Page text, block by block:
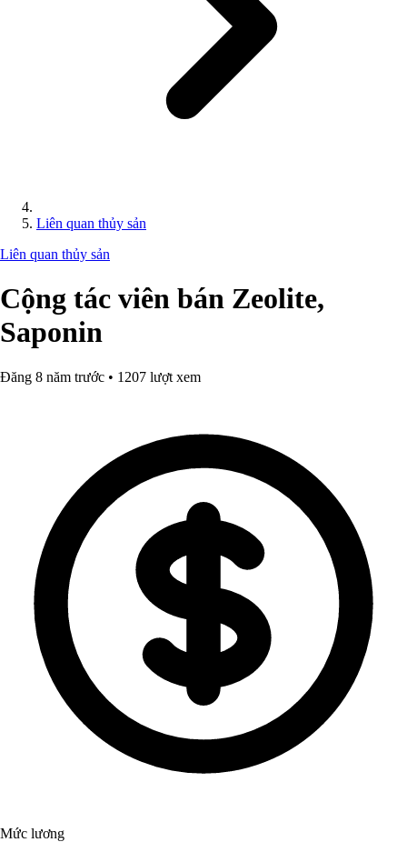
Liên quan thủy sản
Liên quan thủy sản
Cộng tác viên bán Zeolite,
Saponin
Đăng 8 năm trước • 1207 lượt xem
Mức lương